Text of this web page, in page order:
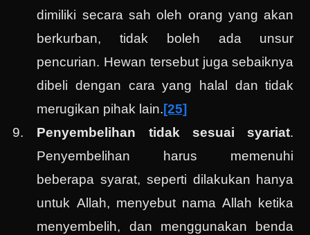
dimiliki secara sah oleh orang yang akan
berkurban, tidak boleh ada unsur
pencurian. Hewan tersebut juga sebaiknya
dibeli dengan cara yang halal dan tidak
merugikan pihak lain.[25]
Penyembelihan tidak sesuai syariat.
Penyembelihan harus memenuhi
beberapa syarat, seperti dilakukan hanya
untuk Allah, menyebut nama Allah ketika
menyembelih, dan menggunakan benda